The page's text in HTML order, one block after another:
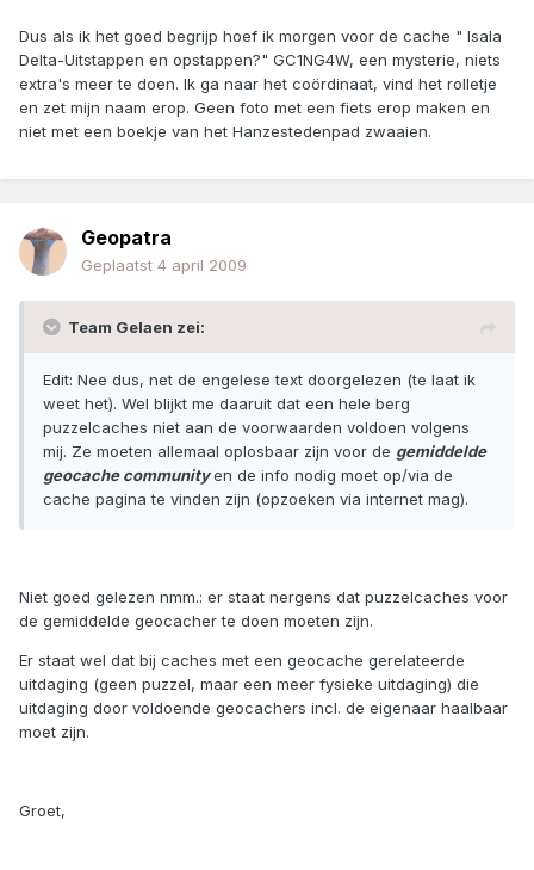
Dus als ik het goed begrijp hoef ik morgen voor de cache " Isala
Delta-Uitstappen en opstappen?" GC1NG4W, een mysterie, niets
extra's meer te doen. Ik ga naar het coördinaat, vind het rolletje
en zet mijn naam erop. Geen foto met een fiets erop maken en
niet met een boekje van het Hanzestedenpad zwaaien.
Geopatra
Geplaatst 4 april 2009
Team Gelaen zei:
Edit: Nee dus, net de engelese text doorgelezen (te laat ik
weet het). Wel blijkt me daaruit dat een hele berg
puzzelcaches niet aan de voorwaarden voldoen volgens
mij. Ze moeten allemaal oplosbaar zijn voor de gemiddelde
geocache communityen de info nodig moet op/via de
cache pagina te vinden zijn (opzoeken via internet mag).
Niet goed gelezen nmm.: er staat nergens dat puzzelcaches voor
de gemiddelde geocacher te doen moeten zijn.
Er staat wel dat bij caches met een geocache gerelateerde
uitdaging (geen puzzel, maar een meer fysieke uitdaging) die
uitdaging door voldoende geocachers incl. de eigenaar haalbaar
moet zijn.
Groet,